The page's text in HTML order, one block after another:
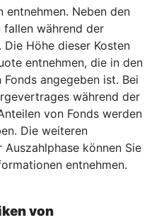
Neben den
während der
Höhe dieser Kosten
entnehmen, die in den
angegeben ist. Bei
während der
von Fonds werden
Die weiteren
können Sie
entnehmen.
von